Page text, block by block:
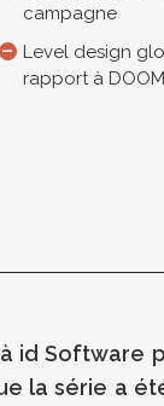
campagne
Level design
rapport à
id Software
la série a